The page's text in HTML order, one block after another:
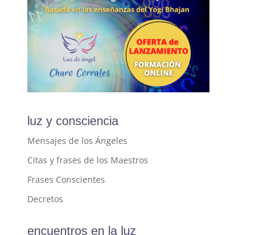
luz y consciencia
Mensajes de los Ángeles
Citas y frases de los Maestros
Frases Conscientes
Decretos
encuentros en la luz